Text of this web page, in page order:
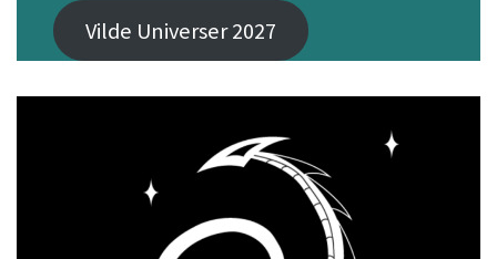
Vilde Universer 2027